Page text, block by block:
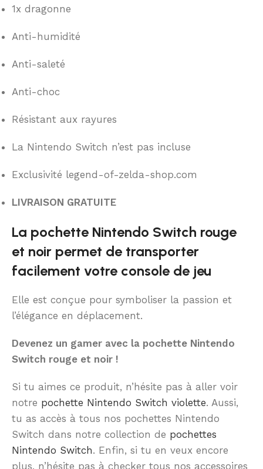
1x dragonne
Anti-humidité
Anti-saleté
Anti-choc
Résistant aux rayures
La Nintendo Switch n’est pas incluse
Exclusivité legend-of-zelda-shop.com
LIVRAISON GRATUITE
La pochette Nintendo Switch rouge
et noir permet de transporter
facilement votre console de jeu
Elle est conçue pour symboliser la passion et
l’élégance en déplacement.
Devenez un gamer avec la pochette Nintendo
Switch rouge et noir !
Si tu aimes ce produit, n’hésite pas à aller voir
notre pochette Nintendo Switch violette. Aussi,
tu as accès à tous nos pochettes Nintendo
Switch dans notre collection de pochettes
Nintendo Switch. Enfin, si tu en veux encore
plus, n’hésite pas à checker tous nos accessoires